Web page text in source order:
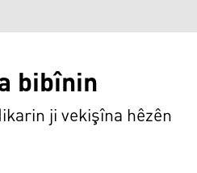
bibînin
ji vekişîna hêzên